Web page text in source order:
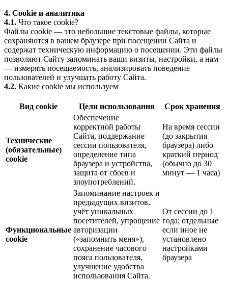
4. Cookie и аналитика
4.1. Что такое cookie?
Файлы cookie — это небольшие текстовые файлы, которые
сохраняются в вашем браузере при посещении Сайта и
содержат техническую информацию о посещении. Эти файлы
позволяют Сайту запоминать ваши визиты, настройки, а нам
— измерять посещаемость, анализировать поведение
пользователей и улучшать работу Сайта.
4.2. Какие cookie мы используем
Вид cookie Цели использования Срок хранения
Технические
(обязательные)
cookie
Обеспечение
корректной работы
Сайта, поддержание
сессии пользователя,
определение типа
браузера и устройства,
защита от сбоев и
злоупотреблений.
На время сессии
(до закрытия
браузера) либо
краткий период
(обычно до 30
минут — 1 часа)
Функциональные
cookie
Запоминание настроек и
предыдущих визитов,
учёт уникальных
посетителей, упрощение
авторизации
(«запомнить меня»),
сохранение часового
пояса пользователя,
улучшение удобства
использования Сайта.
От сессии до 1
года; отдельные
если иное не
установлено
настройками
браузера